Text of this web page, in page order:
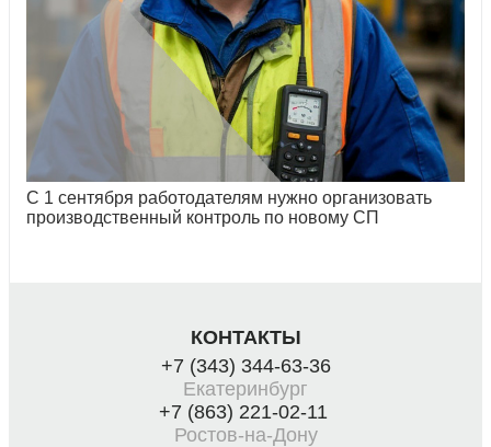
С 1 сентября работодателям нужно организовать
производственный контроль по новому СП
КОНТАКТЫ
+7 (343) 344-63-36
Екатеринбург
+7 (863) 221-02-11
Ростов-на-Дону